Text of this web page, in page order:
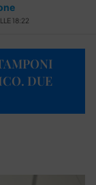
18:22
DUE